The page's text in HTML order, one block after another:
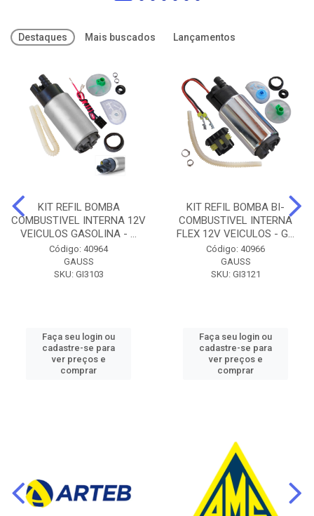
Destaques Mais buscados Lançamentos
KIT REFIL BOMBA
COMBUSTIVEL INTERNA 12V
VEICULOS GASOLINA - ...
Código: 40964
GAUSS
SKU: GI3103
Faça seu login ou
cadastre-se para
ver preços e
comprar
KIT REFIL BOMBA BI-
COMBUSTIVEL INTERNA
FLEX 12V VEICULOS - G...
Código: 40966
GAUSS
SKU: GI3121
Faça seu login ou
cadastre-se para
ver preços e
comprar